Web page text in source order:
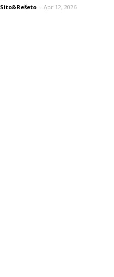
Sito&Rešeto - Apr 12, 2026